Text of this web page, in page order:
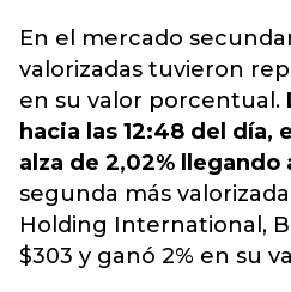
En el mercado
valorizadas tuvieron
en su valor porcentual.
hacia las 12:48 del día,
alza de 2,02% llegando
segunda más
Holding International,
$303 y ganó 2% en su